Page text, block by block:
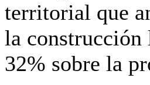
territorial que
la construcción
32% sobre la